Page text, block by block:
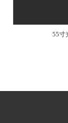
55寸